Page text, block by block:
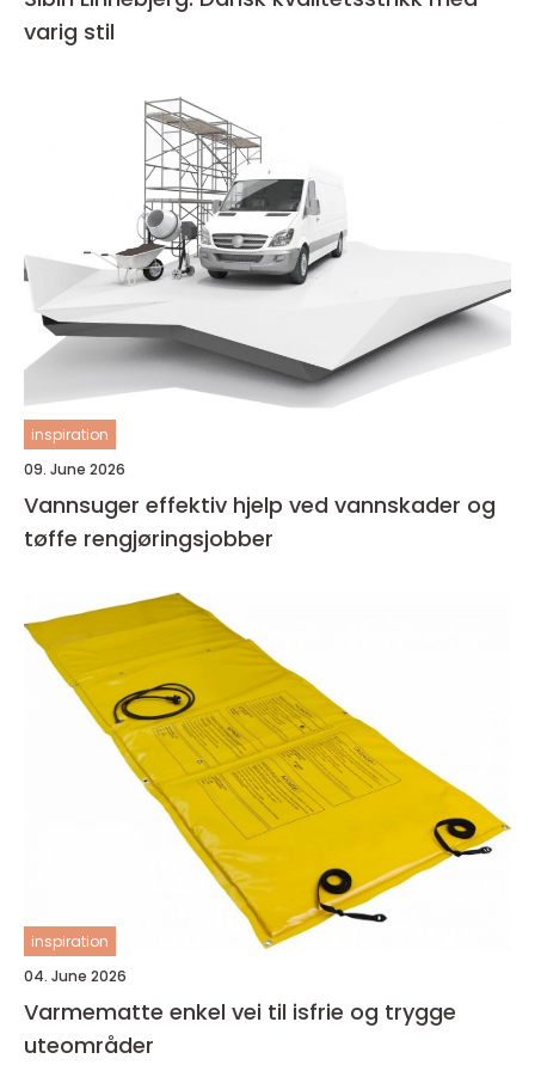
varig stil
inspiration
09. June 2026
Vannsuger effektiv hjelp ved vannskader og
tøffe rengjøringsjobber
inspiration
04. June 2026
Varmematte enkel vei til isfrie og trygge
uteområder